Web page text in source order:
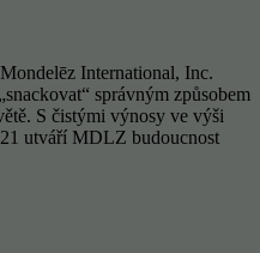
International, Inc.
správným způsobem
S čistými výnosy ve výši
utváří MDLZ budoucnost